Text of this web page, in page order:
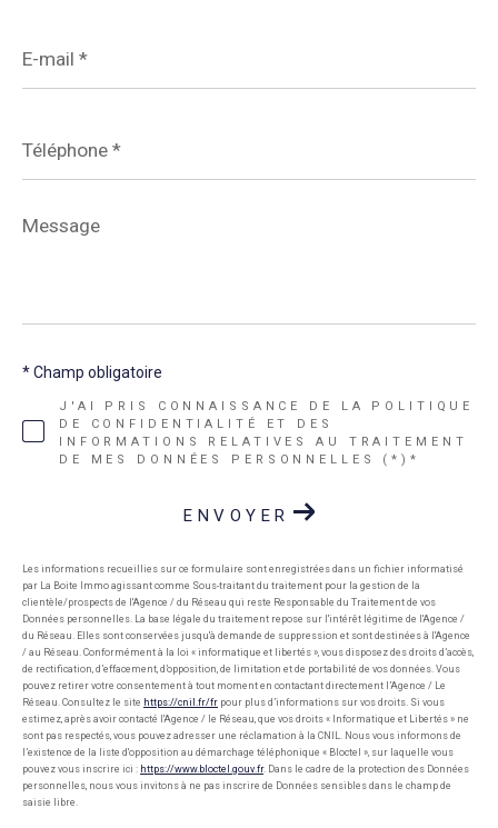
mail
*
*
Message
*
J'AI PRIS CONNAISSANCE DE LA POLITIQUE
DE CONFIDENTIALITÉ ET DES
INFORMATIONS RELATIVES AU TRAITEMENT
DE MES DONNÉES PERSONNELLES (*)*
* Champ obligatoire
ENVOYER
Les informations recueillies sur ce formulaire sont enregistrées dans un fichier informatisé
par La Boite Immo agissant comme Sous-traitant du traitement pour la gestion de la
clientèle/prospects de l'Agence / du Réseau qui reste Responsable du Traitement de vos
Données personnelles. La base légale du traitement repose sur l'intérêt légitime de l'Agence /
du Réseau. Elles sont conservées jusqu'à demande de suppression et sont destinées à l'Agence
/ au Réseau. Conformément à la loi « informatique et libertés », vous disposez des droits d’accès,
de rectification, d’effacement, d’opposition, de limitation et de portabilité de vos données. Vous
pouvez retirer votre consentement à tout moment en contactant directement l’Agence / Le
Réseau. Consultez le site https://cnil.fr/fr pour plus d’informations sur vos droits. Si vous
estimez, après avoir contacté l'Agence / le Réseau, que vos droits « Informatique et Libertés » ne
sont pas respectés, vous pouvez adresser une réclamation à la CNIL. Nous vous informons de
l’existence de la liste d'opposition au démarchage téléphonique « Bloctel », sur laquelle vous
pouvez vous inscrire ici : https://www.bloctel.gouv.fr. Dans le cadre de la protection des Données
personnelles, nous vous invitons à ne pas inscrire de Données sensibles dans le champ de
saisie libre.